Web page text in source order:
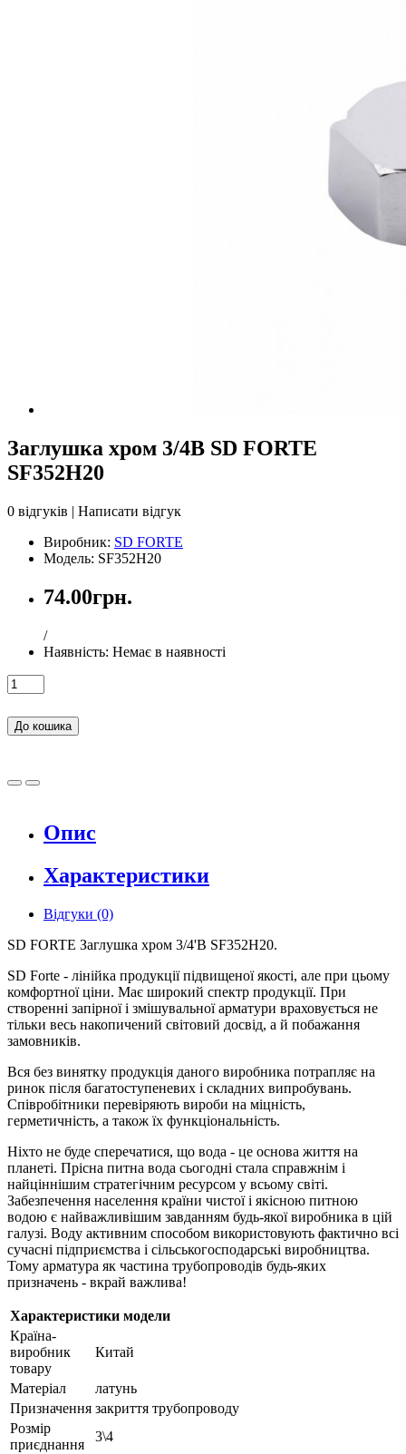
Заглушка хром 3/4В SD FORTE
SF352H20
0 відгуків | Написати відгук
Виробник: SD FORTE
Модель: SF352H20
74.00грн.
/
Наявність: Немає в наявності
До кошика
Опис
Характеристики
Відгуки (0)
SD FORTE Заглушка хром 3/4'В SF352H20.
SD Forte - лінійка продукції підвищеної якості, але при цьому
комфортної ціни. Має широкий спектр продукції. При
створенні запірної і змішувальної арматури враховується не
тільки весь накопичений світовий досвід, а й побажання
замовників.
Вся без винятку продукція даного виробника потрапляє на
ринок після багатоступеневих і складних випробувань.
Співробітники перевіряють вироби на міцність,
герметичність, а також їх функціональність.
Ніхто не буде сперечатися, що вода - це основа життя на
планеті. Прісна питна вода сьогодні стала справжнім і
найціннішим стратегічним ресурсом у всьому світі.
Забезпечення населення країни чистої і якісною питною
водою є найважливішим завданням будь-якої виробника в цій
галузі. Воду активним способом використовують фактично всі
сучасні підприємства і сільськогосподарські виробництва.
Тому арматура як частина трубопроводів будь-яких
призначень - вкрай важлива!
Характеристики модели
Країна-
виробник
товару
Китай
Матеріал
латунь
Призначення закриття трубопроводу
Розмір
приєднання
3\4